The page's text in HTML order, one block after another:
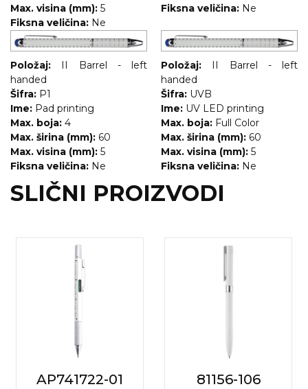
Max. visina (mm): 5
Fiksna veličina: Ne
Fiksna veličina: Ne
Položaj:
II Barrel - left
handed
Šifra: P1
Ime: Pad printing
Max. boja: 4
Max. širina (mm): 60
Max. visina (mm): 5
Fiksna veličina: Ne
Položaj:
II Barrel - left
handed
Šifra: UVB
Ime: UV LED printing
Max. boja: Full Color
Max. širina (mm): 60
Max. visina (mm): 5
Fiksna veličina: Ne
SLIČNI PROIZVODI
AP741722-01 81156-106